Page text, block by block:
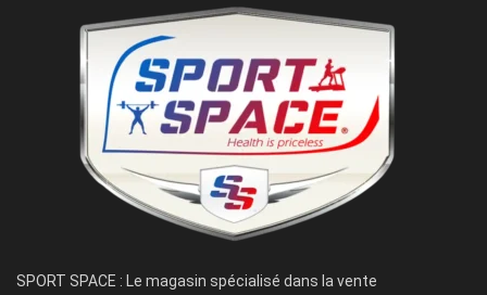
SPORT SPACE : Le magasin spécialisé dans la vente